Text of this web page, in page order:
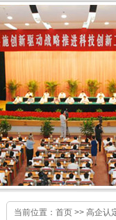
当前位置： 首页 >> 高企认